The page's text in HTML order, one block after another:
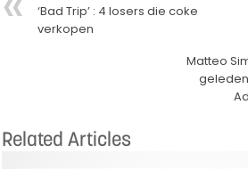
‘Bad Trip’ : 4 losers die coke
verkopen
Matteo
Related Articles